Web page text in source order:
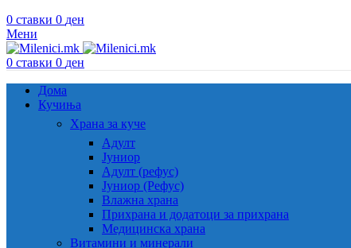
0 ставки 0 ден
Мени
0 ставки 0 ден
Дома
Кучиња
Храна за куче
Адулт
Јуниор
Адулт (рефус)
Јуниор (Рефус)
Влажна храна
Прихрана и додатоци за прихрана
Медицинска храна
Витамини и минерали